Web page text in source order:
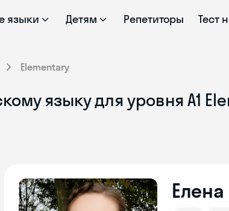
языки Детям Репетиторы Тест
Elementary
языку для уровня A1
Елена